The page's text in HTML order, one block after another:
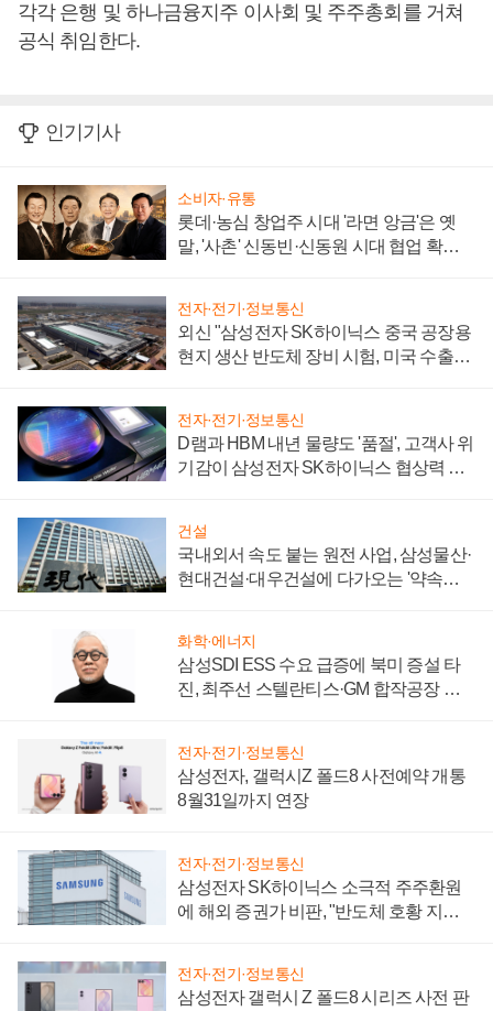
각각 은행 및 하나금융지주 이사회 및 주주총회를 거쳐
공식 취임한다.
인기기사
소비자·유통
롯데·농심 창업주 시대 '라면 앙금'은 옛
말, '사촌' 신동빈·신동원 시대 협업 확대
전자·전기·정보통신
외신 "삼성전자 SK하이닉스 중국 공장용
현지 생산 반도체 장비 시험, 미국 수출통
전자·전기·정보통신
D램과 HBM 내년 물량도 '품절', 고객사 위
기감이 삼성전자 SK하이닉스 협상력 더
건설
국내외서 속도 붙는 원전 사업, 삼성물산·
현대건설·대우건설에 다가오는 '약속의
화학·에너지
삼성SDI ESS 수요 급증에 북미 증설 타
진, 최주선 스텔란티스·GM 합작공장 건
전자·전기·정보통신
삼성전자, 갤럭시Z 폴드8 사전예약 개통
8월31일까지 연장
전자·전기·정보통신
삼성전자 SK하이닉스 소극적 주주환원
에 해외 증권가 비판, "반도체 호황 지속
전자·전기·정보통신
삼성전자 갤럭시 Z 폴드8 시리즈 사전 판